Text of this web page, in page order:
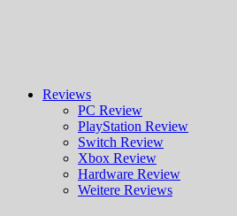
Reviews
PC Review
PlayStation Review
Switch Review
Xbox Review
Hardware Review
Weitere Reviews